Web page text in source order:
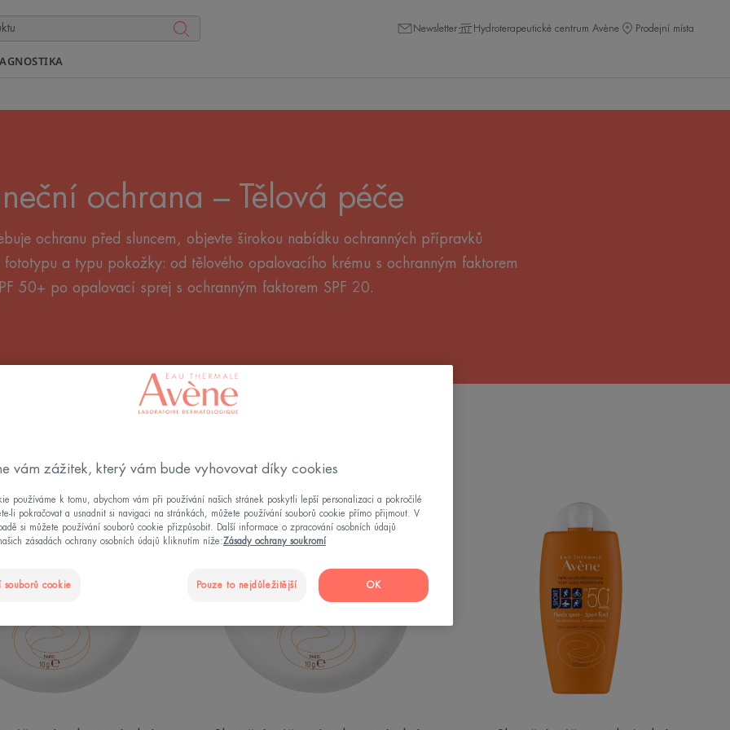
Newsletter Hydroterapeutické centrum Avène Prodejní místa
ochrana – Tělová péče
ochranu před sluncem, objevte širokou nabídku ochranných přípravků
fototypu a typu pokožky: od tělového opalovacího krému s ochranným faktorem
50+ po opalovací sprej s ochranným faktorem SPF 20.
péče"
Kompaktní
make-
up
světlý
Kompaktní
make
up
s
ochranným
faktorem
SPF
50
tmavý
SPF
vám zážitek, který vám bude vyhovovat díky cookies
používáme k tomu, abychom vám při používání našich stránek poskytli lepší personalizaci a pokročilé
li pokračovat a usnadnit si navigaci na stránkách, můžete používání souborů cookie přímo přijmout. V
si můžete používání souborů cookie přizpůsobit. Další informace o zpracování osobních údajů
zásadách ochrany osobních údajů kliknutím níže:Zásady ochrany soukromí
souborů cookie Pouze to nejdůležitější OK